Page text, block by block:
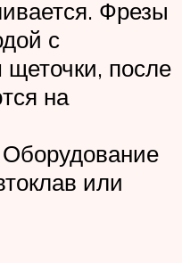
Фрезы
с
после
на
Оборудование
или